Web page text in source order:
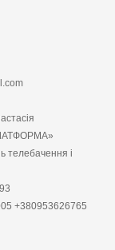
телебачення і
+380953626765